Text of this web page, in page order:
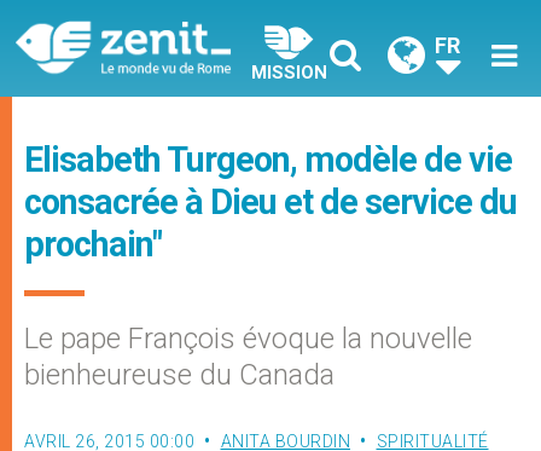
MISSION
FR
Elisabeth Turgeon, modèle de vie
consacrée à Dieu et de service du
prochain"
Le pape François évoque la nouvelle
bienheureuse du Canada
AVRIL 26, 2015 00:00 ANITA BOURDIN SPIRITUALITÉ